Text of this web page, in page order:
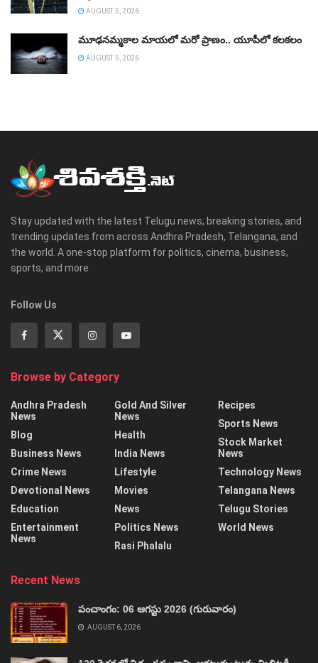
AUGUST 5, 2026
మూఢనమ్మకాల మాయలో మరో ప్రాణం.. యూపీలో కలకలం
AUGUST 5, 2026
Stay updated with the latest Telugu news, breaking stories, and
trending updates from across Andhra Pradesh, Telangana, and
the world. A one-stop platform for politics, cinema, business,
sports, and more
Follow Us
Browse by Category
Andhra Pradesh
News
Blog
Business News
Crime News
Devotional News
Education
Entertainment
News
Gold And Silver
News
Health
India News
Lifestyle
Movies
News
Politics News
Rasi Phalalu
Recipes
Sports News
Stock Market
News
Technology News
Telangana News
Telugu Stories
World News
Recent News
పంచాంగం: 06 ఆగస్టు 2026 (గురువారం)
AUGUST 6, 2026